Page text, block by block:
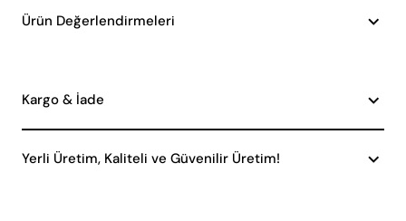
Ürün Avantajları
Kolay Ampul Değişimi: E27 duy tipi, yaygın olarak
türlü dekorasyona uyum sağlar.
Ürün Değerlendirmeleri
Kargo & İade
Yerli Üretim, Kaliteli ve Güvenilir Üretim!